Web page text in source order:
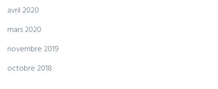
avril 2020
mars 2020
novembre 2019
octobre 2018